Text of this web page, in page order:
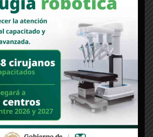
Sergio “El Pichón’’ Pavlovich
La Sauceda llegó para quedarse,
la segunda etapa”: Jesús Madrid